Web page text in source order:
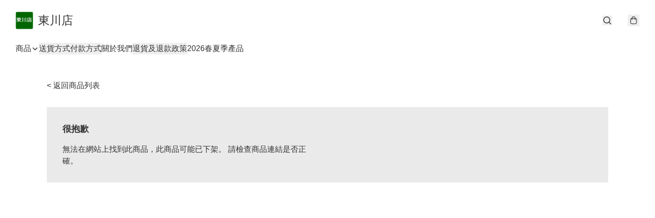
東川店
商品 送貨方式付款方式關於我們退貨及退款政策2026春夏季產品
< 返回商品列表
很抱歉
無法在網站上找到此商品，此商品可能已下架。 請檢查商品連結是否正
確。